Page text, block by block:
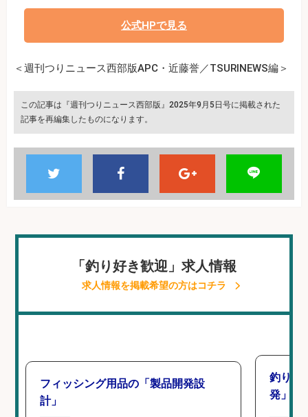
公式HPで見る
＜週刊つりニュース西部版APC・近藤誉／TSURINEWS編＞
この記事は『週刊つりニュース西部版』2025年9月5日号に掲載された
記事を再編集したものになります。
「釣り好き歓迎」求人情報
求人情報を掲載希望の方はコチラ
フィッシング用品の「製品開発設
計」
釣り好
発」/